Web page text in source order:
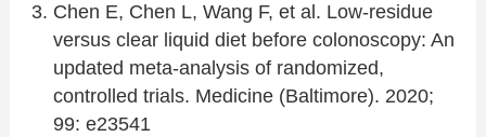
Chen E, Chen L, Wang F, et al. Low-residue
versus clear liquid diet before colonoscopy: An
updated meta-analysis of randomized,
controlled trials. Medicine (Baltimore). 2020;
99: e23541